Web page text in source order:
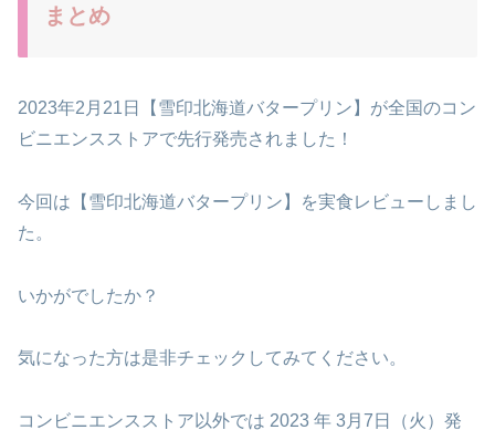
まとめ
2023年2月21日【雪印北海道バタープリン】が全国のコン
ビニエンスストアで先行発売されました！
今回は【雪印北海道バタープリン】を実食レビューしまし
た。
いかがでしたか？
気になった方は是非チェックしてみてください。
コンビニエンスストア以外では 2023 年 3月7日（火）発